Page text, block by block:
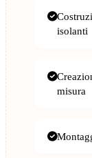
isolanti
misura